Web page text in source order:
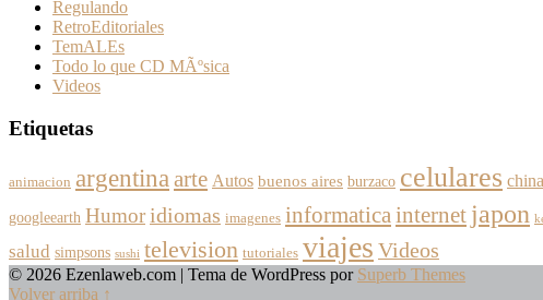
Regulando
RetroEditoriales
TemALEs
Todo lo que CD MÃºsica
Videos
Etiquetas
animacion argentina arte Autos buenos aires burzaco celulares china
googleearth Humor idiomas imagenes informatica internet japon
salud simpsons sushi television tutoriales viajes Videos
© 2026 Ezenlaweb.com | Tema de WordPress por Superb Themes
Volver arriba ↑